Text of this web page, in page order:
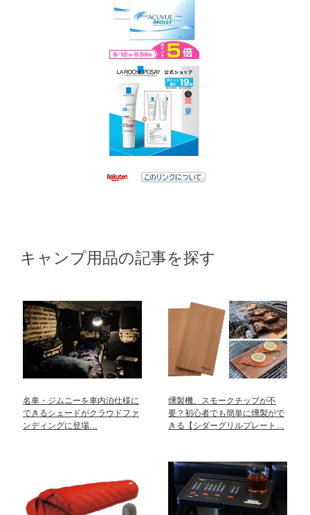
キャンプ用品の記事を探す
名車・ジムニーを車内泊仕様に
できるシェードがクラウドファ
ンディングに登場…
燻製機、スモークチップが不
要？初心者でも簡単に燻製がで
きる【シダーグリルプレート…